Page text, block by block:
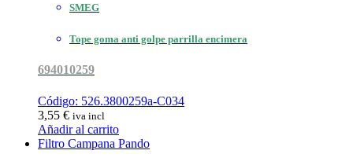
SMEG
Tope goma anti golpe parrilla encimera
694010259
Código: 526.3800259a-C034
3,55 € iva incl
Añadir al carrito
Filtro Campana Pando